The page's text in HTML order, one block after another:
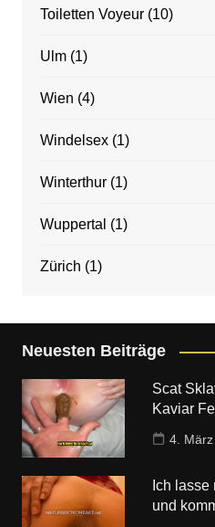
Toiletten Voyeur(10)
Ulm(1)
Wien (4)
Windelsex(1)
Winterthur(1)
Wuppertal (1)
Zürich (1)
Neuesten Beiträge
Scat
Kaviar
4.
Ich
und